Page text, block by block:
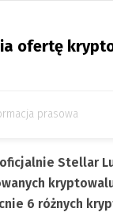
ofertę
prasowa
Stellar
6 różnych